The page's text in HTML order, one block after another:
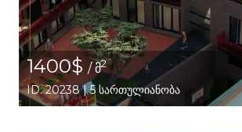
1400$ / მ2
ID: 20238 | 5 სართულიანობა